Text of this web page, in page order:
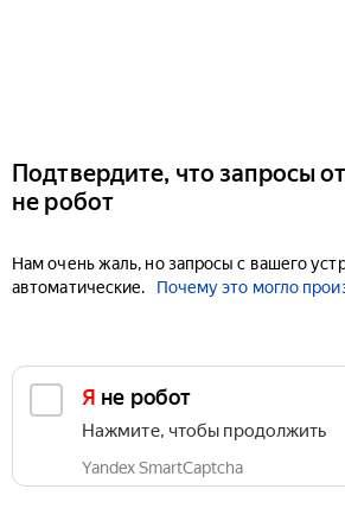
Подтвердите, что запросы
не робот
Нам очень жаль, но запросы с вашего
автоматические.
Почему это могло
Я не робот
Нажмите, чтобы продолжить
Yandex SmartCaptcha